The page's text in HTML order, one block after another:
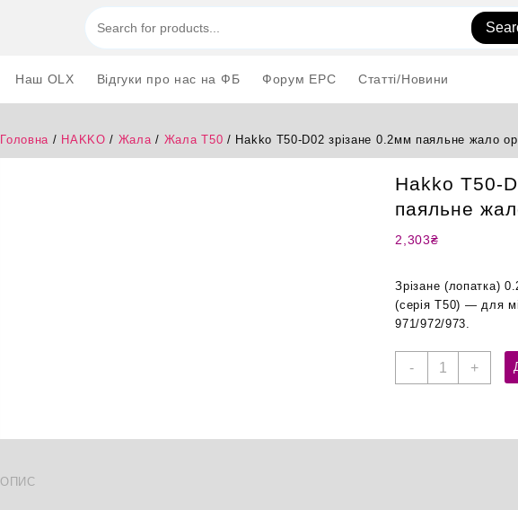
Наш OLX Відгуки про нас на ФБ Форум EPC Статті/Новини
Головна / HAKKO / Жала/ Жала T50 / Hakko T50-D02 зрізане 0.2мм паяльне жало
Hakko T50-
паяльне
2,303₴
Зрізане (лопатка)
(серія T50) — для
971/972/973.
-
Hakko
0.2мм
+
ОПИС